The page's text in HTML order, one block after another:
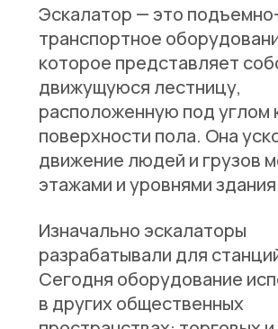
Эскалатор — это
транспортное
которое представляет
движущуюся лестницу,
расположенную под углом
поверхности пола. Она
движение людей и грузов
этажами и уровнями
Изначально эскалаторы
разрабатывали для
Сегодня оборудование
в других общественных